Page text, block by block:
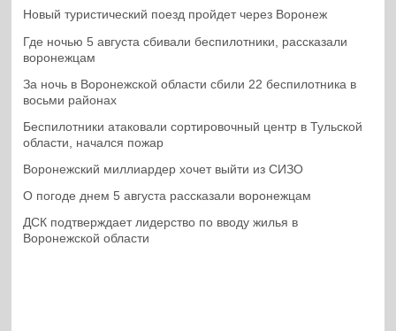
Новый туристический поезд пройдет через Воронеж
Где ночью 5 августа сбивали беспилотники, рассказали
воронежцам
За ночь в Воронежской области сбили 22 беспилотника в
восьми районах
Беспилотники атаковали сортировочный центр в Тульской
области, начался пожар
Воронежский миллиардер хочет выйти из СИЗО
О погоде днем 5 августа рассказали воронежцам
ДСК подтверждает лидерство по вводу жилья в
Воронежской области